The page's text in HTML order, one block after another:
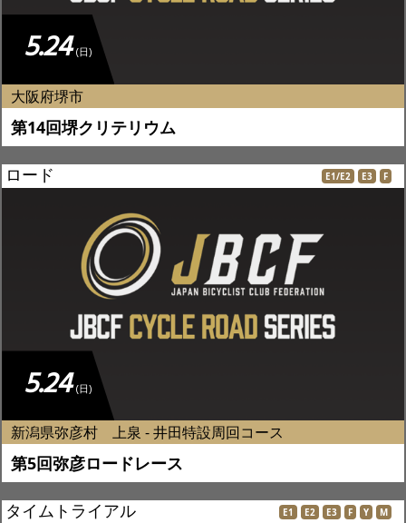
5.24 (日)
大阪府堺市
第14回堺クリテリウム
ロード E1/E2 E3 F
5.24 (日)
新潟県弥彦村 上泉 - 井田特設周回コース
第5回弥彦ロードレース
タイムトライアル E1 E2 E3 F Y M